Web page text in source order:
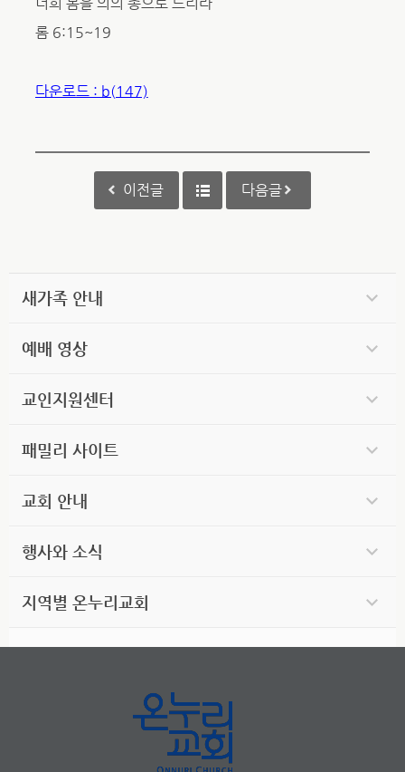
롬 6:15~19
다운로드 : b(147)
이전글 다음글
새가족 안내
예배 영상
교인지원센터
패밀리 사이트
교회 안내
행사와 소식
지역별 온누리교회